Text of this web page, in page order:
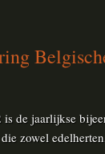
de jaarlijkse
zowel